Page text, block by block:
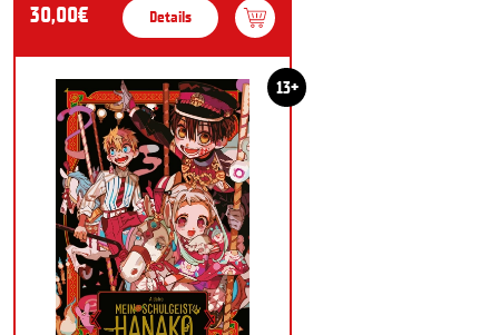
30,00€ Details
13+